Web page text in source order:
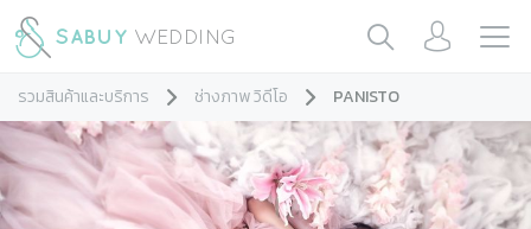
รวมสินค้าและบริการ ช่างภาพ วิดีโอ PANISTO